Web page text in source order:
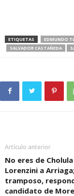
ETIQUETAS EDMUNDO
SALVADOR CASTAÑEDA
Artículo anterior
No eres de
Lorenzini a
tramposo,
candidato de